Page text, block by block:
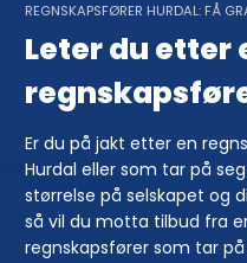
REGNSKAPSFØRER HURDAL: FÅ
Leter du etter
Er du på jakt etter en
Hurdal eller som tar på
størrelse på selskapet og
så vil du motta tilbud fra
regnskapsfører som tar